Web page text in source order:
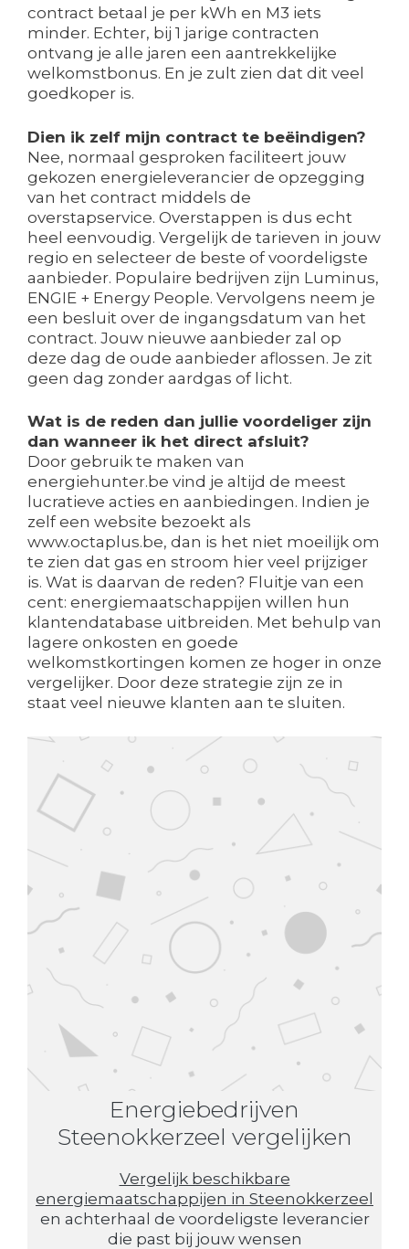
contract betaal je per kWh en M3 iets
minder. Echter, bij 1 jarige contracten
ontvang je alle jaren een aantrekkelijke
welkomstbonus. En je zult zien dat dit veel
goedkoper is.
Dien ik zelf mijn contract te beëindigen?
Nee, normaal gesproken faciliteert jouw
gekozen energieleverancier de opzegging
van het contract middels de
overstapservice. Overstappen is dus echt
heel eenvoudig. Vergelijk de tarieven in jouw
regio en selecteer de beste of voordeligste
aanbieder. Populaire bedrijven zijn Luminus,
ENGIE + Energy People. Vervolgens neem je
een besluit over de ingangsdatum van het
contract. Jouw nieuwe aanbieder zal op
deze dag de oude aanbieder aflossen. Je zit
geen dag zonder aardgas of licht.
Wat is de reden dan jullie voordeliger zijn
dan wanneer ik het direct afsluit?
Door gebruik te maken van
energiehunter.be vind je altijd de meest
lucratieve acties en aanbiedingen. Indien je
zelf een website bezoekt als
www.octaplus.be, dan is het niet moeilijk om
te zien dat gas en stroom hier veel prijziger
is. Wat is daarvan de reden? Fluitje van een
cent: energiemaatschappijen willen hun
klantendatabase uitbreiden. Met behulp van
lagere onkosten en goede
welkomstkortingen komen ze hoger in onze
vergelijker. Door deze strategie zijn ze in
staat veel nieuwe klanten aan te sluiten.
Energiebedrijven
Steenokkerzeel vergelijken
Vergelijk beschikbare
energiemaatschappijen in Steenokkerzeel
en achterhaal de voordeligste leverancier
die past bij jouw wensen